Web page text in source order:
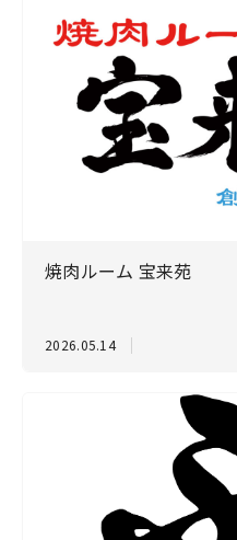
焼肉ルーム 宝来苑
2026.05.14